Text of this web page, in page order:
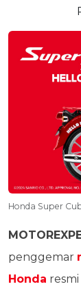
Honda Super
penggemar
Honda